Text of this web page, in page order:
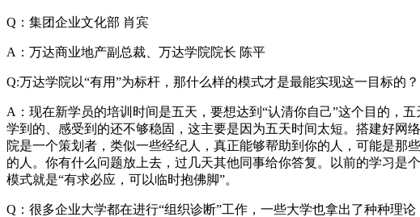
Q：集团企业文化部 肖宾
A：万达商业地产副总裁、万达学院院长 陈平
Q:万达学院以“有用”为标杆，那什么样的模式才是最能实现这一目标的？
A：现在新学员的培训时间是五天，要想达到 “认清你自己”这个目的，五
学到的、感受到的还不够稳固，这主要是因为五天时间太短。搭建好网
院是一个策划者，类似一些经纪人，真正能够帮助到你的人，可能是
的人。你有什么问题放上去，过几天其他同事给你答复。以前的学习
模式就是“有求必应，可以临时抱佛脚”。
Q：很多企业大学都在进行“组织诊断”工作，一些大学也拿出了种种理